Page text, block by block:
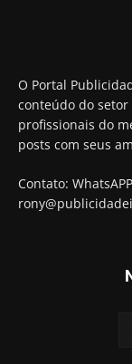
O Portal
conteúdo do
profissionais do
posts com seus
Contato: